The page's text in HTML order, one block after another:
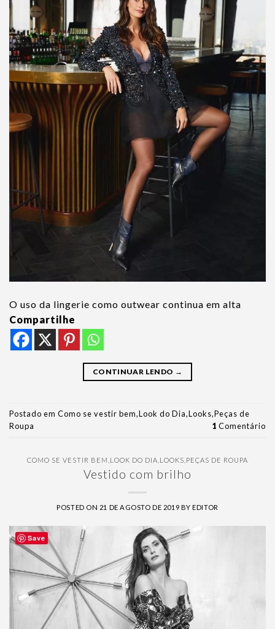
O uso da lingerie como outwear continua em alta
Compartilhe
CONTINUAR LENDO →
Postado em Como se vestir bem,Look do Dia,Looks,Peças de
Roupa
1 Comentário
COMO SE VESTIR BEM LOOK DO DIA LOOKS PEÇAS DE ROUPA
Vestido com brilho
POSTED ON 21 DE AGOSTO DE 2019 BYEDITOR
Save